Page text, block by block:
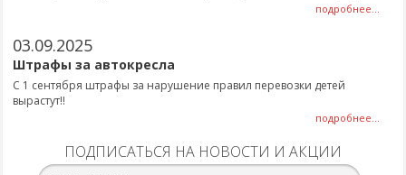
подробнее...
03.09.2025
Штрафы за автокресла
С 1 сентября штрафы за нарушение правил перевозки детей
вырастут!!
подробнее...
ПОДПИСАТЬСЯ НА НОВОСТИ И АКЦИИ